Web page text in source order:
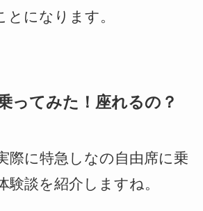
とになります。
ってみた！座れるの？
際に特急しなの自由席に乗
験談を紹介しますね。